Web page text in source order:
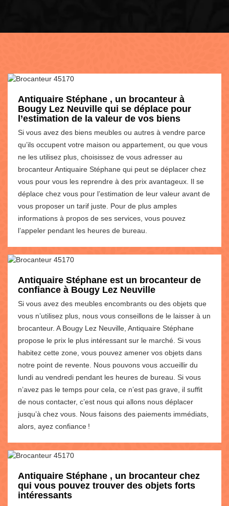
Antiquaire Stéphane , un brocanteur à
Bougy Lez Neuville qui se déplace pour
l’estimation de la valeur de vos biens
Si vous avez des biens meubles ou autres à vendre parce
qu’ils occupent votre maison ou appartement, ou que vous
ne les utilisez plus, choisissez de vous adresser au
brocanteur Antiquaire Stéphane qui peut se déplacer chez
vous pour vous les reprendre à des prix avantageux. Il se
déplace chez vous pour l’estimation de leur valeur avant de
vous proposer un tarif juste. Pour de plus amples
informations à propos de ses services, vous pouvez
l’appeler pendant les heures de bureau.
Antiquaire Stéphane est un brocanteur de
confiance à Bougy Lez Neuville
Si vous avez des meubles encombrants ou des objets que
vous n’utilisez plus, nous vous conseillons de le laisser à un
brocanteur. A Bougy Lez Neuville, Antiquaire Stéphane
propose le prix le plus intéressant sur le marché. Si vous
habitez cette zone, vous pouvez amener vos objets dans
notre point de revente. Nous pouvons vous accueillir du
lundi au vendredi pendant les heures de bureau. Si vous
n’avez pas le temps pour cela, ce n’est pas grave, il suffit
de nous contacter, c’est nous qui allons nous déplacer
jusqu’à chez vous. Nous faisons des paiements immédiats,
alors, ayez confiance !
Antiquaire Stéphane , un brocanteur chez
qui vous pouvez trouver des objets forts
intéressants